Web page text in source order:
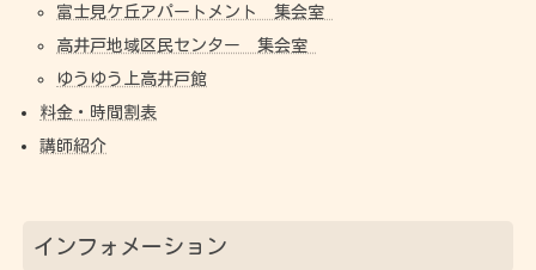
富士見ケ丘アパートメント 集会室
高井戸地域区民センター 集会室
ゆうゆう上高井戸館
料金・時間割表
講師紹介
インフォメーション